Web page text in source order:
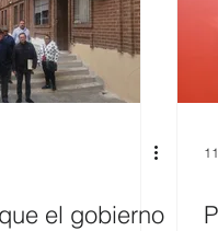
Educación
el gobierno